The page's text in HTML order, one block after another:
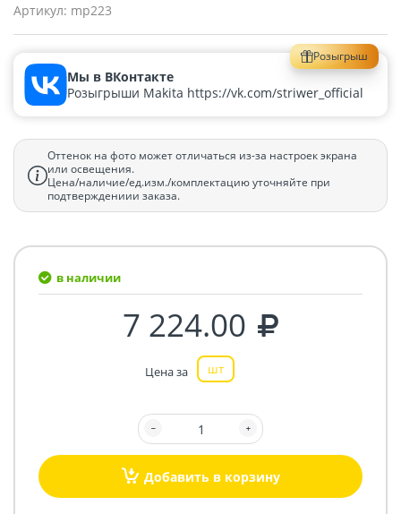
Артикул: mp223
Розыгрыш
Мы в ВКонтакте
Розыгрыши Makita https://vk.com/striwer_official
Оттенок на фото может отличаться из-за настроек экрана
или освещения.
Цена/наличие/ед.изм./комплектацию уточняйте при
подтверждениии заказа.
в наличии
7 224.00
Цена за шт
Добавить в корзину